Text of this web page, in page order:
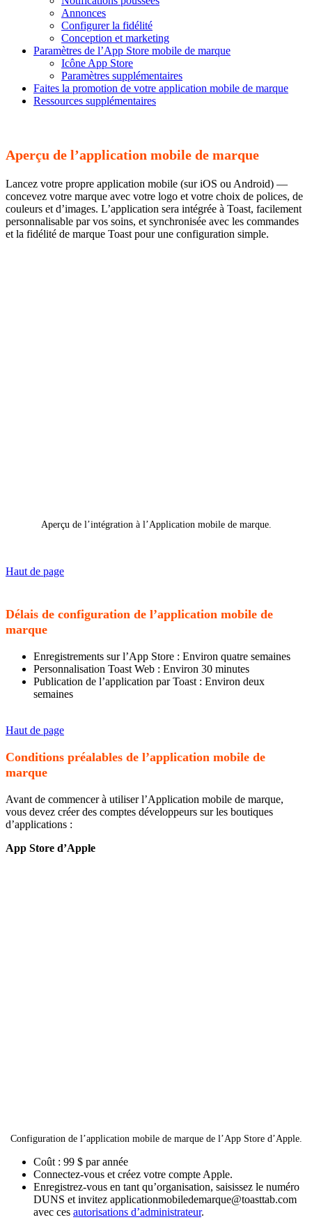
Annonces
Configurer la fidélité
Conception et marketing
Paramètres de l’App Store mobile de marque
Icône App Store
Paramètres supplémentaires
Faites la promotion de votre application mobile de marque
Ressources supplémentaires
Aperçu de l’application mobile de marque
Lancez votre propre application mobile (sur iOS ou Android) —
concevez votre marque avec votre logo et votre choix de polices, de
couleurs et d’images. L’application sera intégrée à Toast, facilement
personnalisable par vos soins, et synchronisée avec les commandes
et la fidélité de marque Toast pour une configuration simple.
Aperçu de l’intégration à l’Application mobile de marque.
Haut de page
Délais de configuration de l’application mobile de
marque
Enregistrements sur l’App Store : Environ quatre semaines
Personnalisation Toast Web : Environ 30 minutes
Publication de l’application par Toast : Environ deux
semaines
Haut de page
Conditions préalables de l’application mobile de
marque
Avant de commencer à utiliser l’Application mobile de marque,
vous devez créer des comptes développeurs sur les boutiques
d’applications :
App Store d’Apple
Configuration de l’application mobile de marque de l’App Store d’Apple.
Coût : 99 $ par année
Connectez-vous et créez votre compte Apple.
Enregistrez-vous en tant qu’organisation, saisissez le numéro
DUNS et invitez applicationmobiledemarque@toasttab.com
avec ces autorisations d’administrateur.